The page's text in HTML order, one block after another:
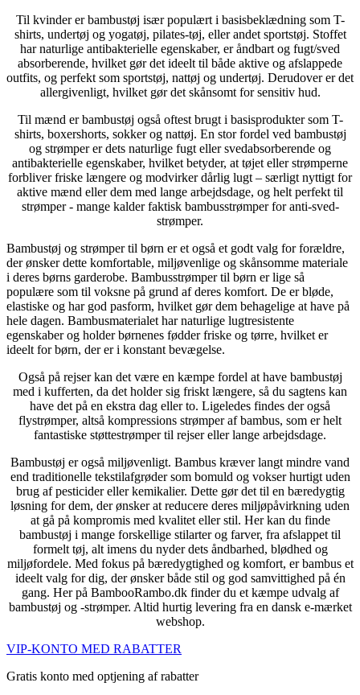
Til kvinder er bambustøj især populært i basisbeklædning som T-
shirts, undertøj og yogatøj, pilates-tøj, eller andet sportstøj. Stoffet
har naturlige antibakterielle egenskaber, er åndbart og fugt/sved
absorberende, hvilket gør det ideelt til både aktive og afslappede
outfits, og perfekt som sportstøj, nattøj og undertøj. Derudover er det
allergivenligt, hvilket gør det skånsomt for sensitiv hud.
Til mænd er bambustøj også oftest brugt i basisprodukter som T-
shirts, boxershorts, sokker og nattøj. En stor fordel ved bambustøj
og strømper er dets naturlige fugt eller svedabsorberende og
antibakterielle egenskaber, hvilket betyder, at tøjet eller strømperne
forbliver friske længere og modvirker dårlig lugt – særligt nyttigt for
aktive mænd eller dem med lange arbejdsdage, og helt perfekt til
strømper - mange kalder faktisk bambusstrømper for anti-sved-
strømper.
Bambustøj og strømper til børn er et også et godt valg for forældre,
der ønsker dette komfortable, miljøvenlige og skånsomme materiale
i deres børns garderobe. Bambusstrømper til børn er lige så
populære som til voksne på grund af deres komfort. De er bløde,
elastiske og har god pasform, hvilket gør dem behagelige at have på
hele dagen. Bambusmaterialet har naturlige lugtresistente
egenskaber og holder børnenes fødder friske og tørre, hvilket er
ideelt for børn, der er i konstant bevægelse.
Også på rejser kan det være en kæmpe fordel at have bambustøj
med i kufferten, da det holder sig friskt længere, så du sagtens kan
have det på en ekstra dag eller to. Ligeledes findes der også
flystrømper, altså kompressions strømper af bambus, som er helt
fantastiske støttestrømper til rejser eller lange arbejdsdage.
Bambustøj er også miljøvenligt. Bambus kræver langt mindre vand
end traditionelle tekstilafgrøder som bomuld og vokser hurtigt uden
brug af pesticider eller kemikalier. Dette gør det til en bæredygtig
løsning for dem, der ønsker at reducere deres miljøpåvirkning uden
at gå på kompromis med kvalitet eller stil. Her kan du finde
bambustøj i mange forskellige stilarter og farver, fra afslappet til
formelt tøj, alt imens du nyder dets åndbarhed, blødhed og
miljøfordele. Med fokus på bæredygtighed og komfort, er bambus et
ideelt valg for dig, der ønsker både stil og god samvittighed på én
gang. Her på BambooRambo.dk finder du et kæmpe udvalg af
bambustøj og -strømper. Altid hurtig levering fra en dansk e-mærket
webshop.
VIP-KONTO MED RABATTER
Gratis konto med optjening af rabatter